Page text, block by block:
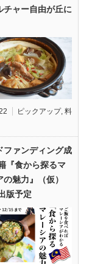
チャー自由が丘に
ピックアップ, 料
ファンディング成
『食から探るマ
の魅力』（仮）
版予定